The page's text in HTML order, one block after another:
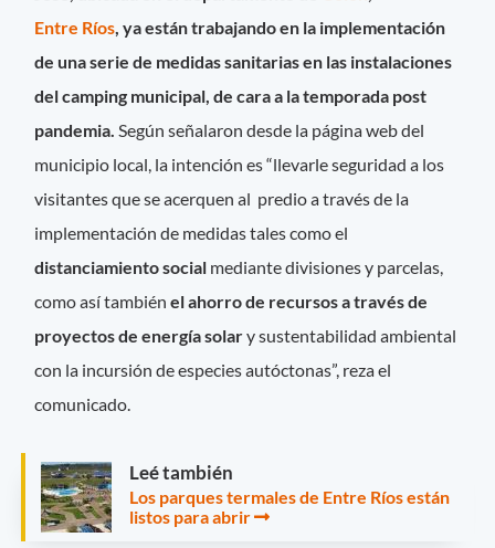
Entre Ríos , ya están trabajando en la implementación
de una serie de medidas sanitarias en las instalaciones
del camping municipal, de cara a la temporada post
pandemia. Según señalaron desde la página web del
municipio local, la intención es “llevarle seguridad a los
visitantes que se acerquen al predio a través de la
implementación de medidas tales como el
distanciamiento social mediante divisiones y parcelas,
como así también el ahorro de recursos a través de
proyectos de energía solary sustentabilidad ambiental
con la incursión de especies autóctonas”, reza el
comunicado.
Leé también
Los parques termales de Entre Ríos están
listos para abrir